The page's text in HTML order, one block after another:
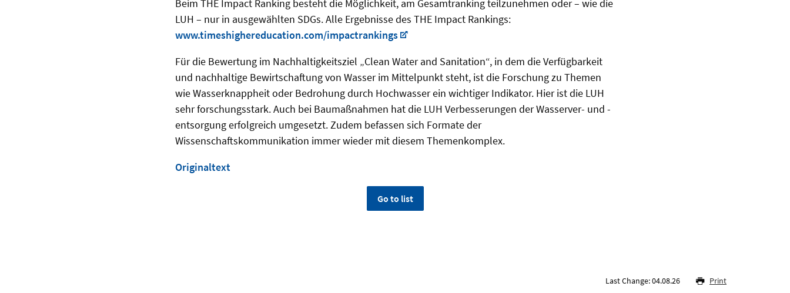
Beim THE Impact Ranking besteht die Möglichkeit, am Gesamtranking teilzunehmen oder – wie die
LUH – nur in ausgewählten SDGs. Alle Ergebnisse des THE Impact Rankings:
www.timeshighereducation.com/impactrankings
Für die Bewertung im Nachhaltigkeitsziel „Clean Water and Sanitation“, in dem die Verfügbarkeit
und nachhaltige Bewirtschaftung von Wasser im Mittelpunkt steht, ist die Forschung zu Themen
wie Wasserknappheit oder Bedrohung durch Hochwasser ein wichtiger Indikator. Hier ist die LUH
sehr forschungsstark. Auch bei Baumaßnahmen hat die LUH Verbesserungen der Wasserver- und -
entsorgung erfolgreich umgesetzt. Zudem befassen sich Formate der
Wissenschaftskommunikation immer wieder mit diesem Themenkomplex.
Originaltext
Go to list
Last Change: 04.08.26 Print